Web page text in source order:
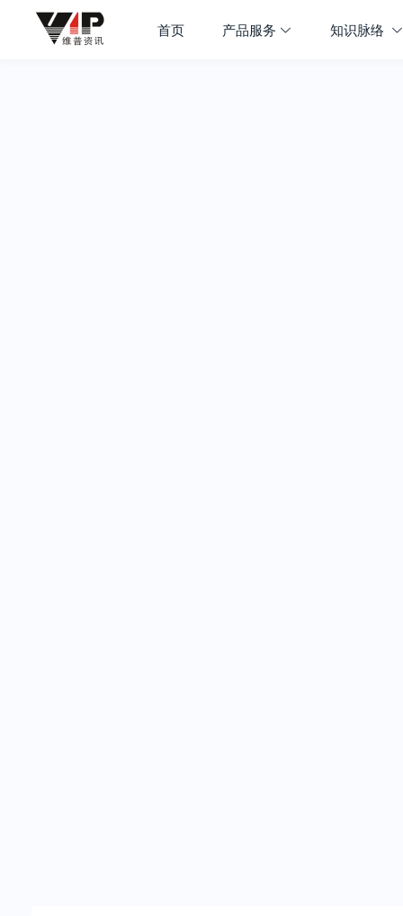
首页 产品服务 知识脉络